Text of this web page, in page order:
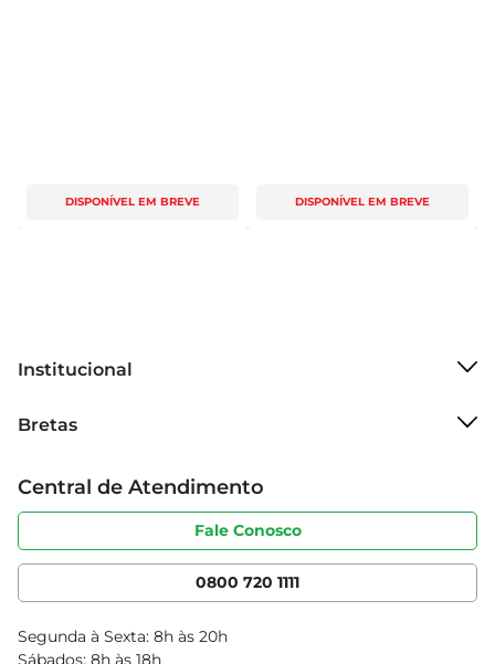
DISPONÍVEL EM BREVE DISPONÍVEL EM BREVE
Institucional
Grupo Cencosud
Sobre privacidade
Portal do fornecedor
Cencosud Media
Bretas
Produtos Bretas
Código de ética
Serviços
Clube Bretas
Blog Bretas
Black Friday
Central de Atendimento
Fale Conosco
0800 720 1111
Segunda à Sexta: 8h às 20h
Sábados: 8h às 18h